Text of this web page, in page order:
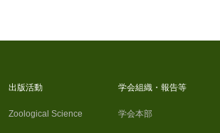
出版活動
Zoological Science
学会組織・報告等
学会本部